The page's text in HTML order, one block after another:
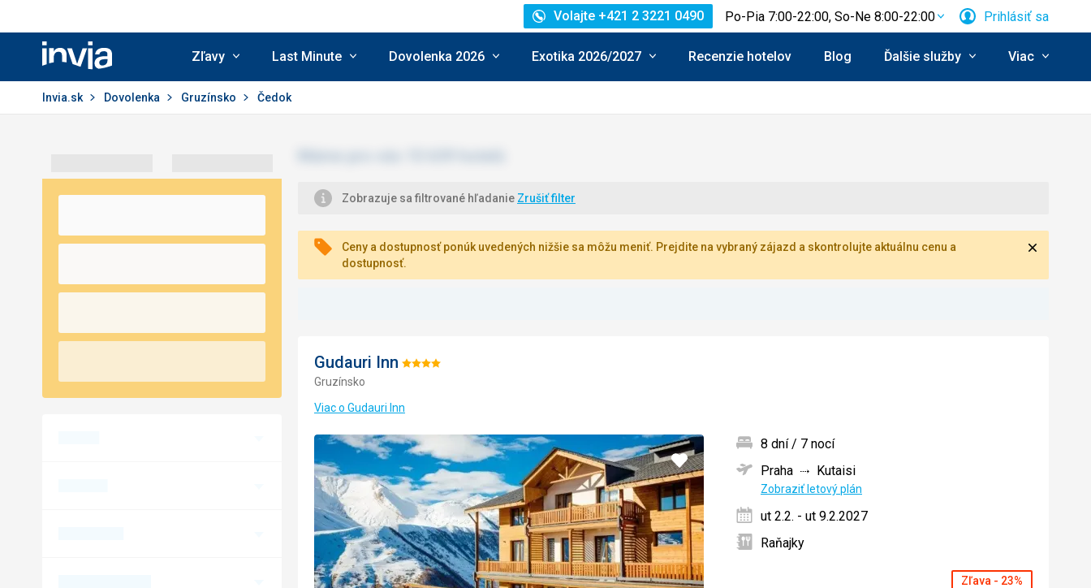
Invia.sk
Volajte +421 2 3221 0490 Po-Pia 7:00-22:00, So-Ne 8:00-22:00 Prihlásiť sa
Zľavy Last Minute Dovolenka 2026 Exotika 2026/2027 Recenzie hotelov Blog Ďalšie služby Viac
Invia.sk Dovolenka Gruzínsko Čedok
Zobrazuje sa filtrované hľadanie Zrušiť filter
Ceny a dostupnosť ponúk uvedených nižšie sa môžu meniť. Prejdite na vybraný zájazd a skontrolujte aktuálnu cenu a
dostupnosť.
Gudauri Inn Hodnotenie:
Gruzínsko
Viac o Gudauri Inn
Pridať
do
obľúbených
8 dní / 7 nocí
Praha
Kutaisi
Zobraziť letový plán
ut 2.2. - ut 9.2.2027
Raňajky
Zľava - 23%